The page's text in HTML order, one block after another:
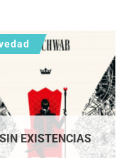
EXISTENCIAS